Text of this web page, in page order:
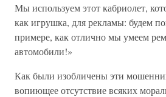
Мы используем этот кабриолет,
как игрушка, для рекламы: будем
примере, как отлично мы умеем
автомобили!»
Как были изобличены эти
вопиющее отсутствие всяких